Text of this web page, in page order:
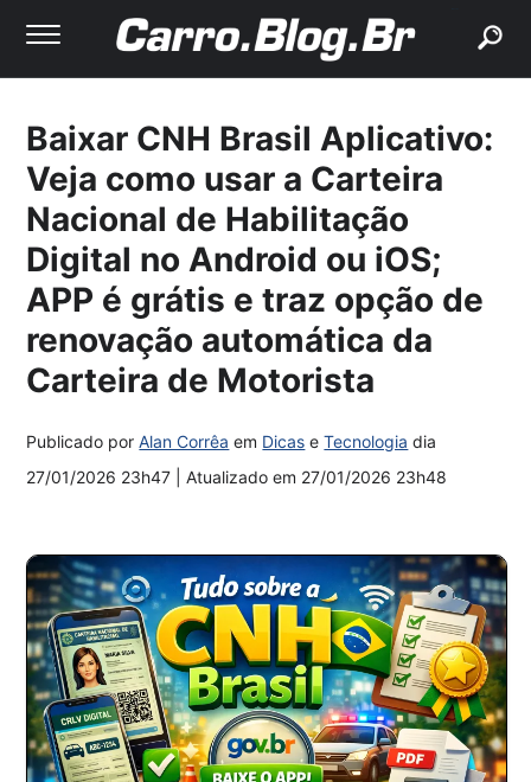
Baixar CNH Brasil Aplicativo:
Veja como usar a Carteira
Nacional de Habilitação
Digital no Android ou iOS;
APP é grátis e traz opção de
renovação automática da
Carteira de Motorista
Publicado porAlan Corrêa em Dicas eTecnologia dia
27/01/2026 23h47
| Atualizado em 27/01/2026 23h48